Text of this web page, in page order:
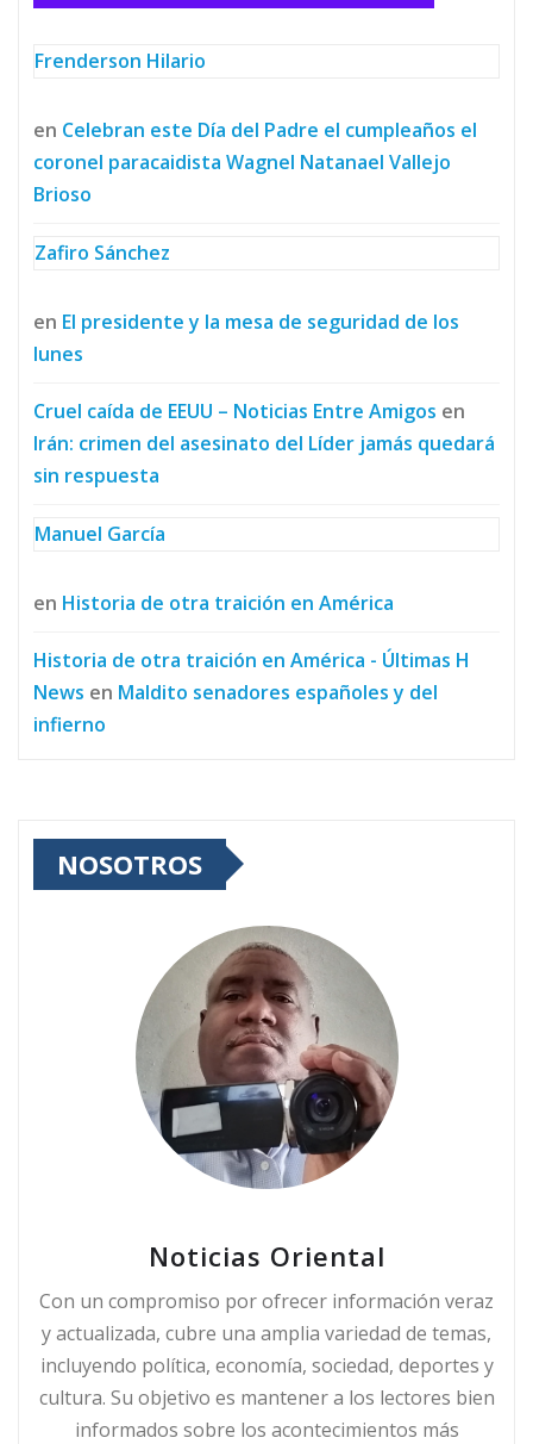
Frenderson Hilario
en Celebran este Día del Padre el cumpleaños el
coronel paracaidista Wagnel Natanael Vallejo
Brioso
Zafiro Sánchez
en El presidente y la mesa de seguridad de los
lunes
Cruel caída de EEUU – Noticias Entre Amigos en
Irán: crimen del asesinato del Líder jamás quedará
sin respuesta
Manuel García
en Historia de otra traición en América
Historia de otra traición en América - Últimas H
News en Maldito senadores españoles y del
infierno
NOSOTROS
Noticias Oriental
Con un compromiso por ofrecer información veraz
y actualizada, cubre una amplia variedad de temas,
incluyendo política, economía, sociedad, deportes y
cultura. Su objetivo es mantener a los lectores bien
informados sobre los acontecimientos más